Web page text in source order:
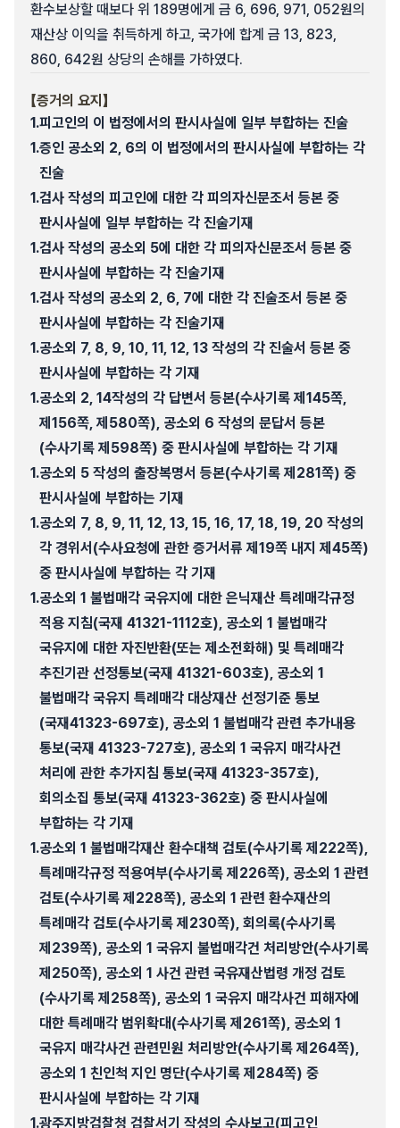
환수보상할 때보다 위 189명에게 금 6, 696, 971, 052원의
재산상 이익을 취득하게 하고, 국가에 합계 금 13, 823,
860, 642원 상당의 손해를 가하였다.
【증거의 요지】
1.피고인의 이 법정에서의 판시사실에 일부 부합하는 진술
1.증인 공소외 2, 6의 이 법정에서의 판시사실에 부합하는 각
진술
1.검사 작성의 피고인에 대한 각 피의자신문조서 등본 중
판시사실에 일부 부합하는 각 진술기재
1.검사 작성의 공소외 5에 대한 각 피의자신문조서 등본 중
판시사실에 부합하는 각 진술기재
1.검사 작성의 공소외 2, 6, 7에 대한 각 진술조서 등본 중
판시사실에 부합하는 각 진술기재
1.공소외 7, 8, 9, 10, 11, 12, 13 작성의 각 진술서 등본 중
판시사실에 부합하는 각 기재
1.공소외 2, 14작성의 각 답변서 등본(수사기록 제145쪽,
제156쪽, 제580쪽), 공소외 6 작성의 문답서 등본
(수사기록 제598쪽) 중 판시사실에 부합하는 각 기재
1.공소외 5 작성의 출장복명서 등본(수사기록 제281쪽) 중
판시사실에 부합하는 기재
1.공소외 7, 8, 9, 11, 12, 13, 15, 16, 17, 18, 19, 20 작성의
각 경위서(수사요청에 관한 증거서류 제19쪽 내지 제45쪽)
중 판시사실에 부합하는 각 기재
1.공소외 1 불법매각 국유지에 대한 은닉재산 특례매각규정
적용 지침(국재 41321-1112호), 공소외 1 불법매각
국유지에 대한 자진반환(또는 제소전화해) 및 특례매각
추진기관 선정통보(국재 41321-603호), 공소외 1
불법매각 국유지 특례매각 대상재산 선정기준 통보
(국재41323-697호), 공소외 1 불법매각 관련 추가내용
통보(국재 41323-727호), 공소외 1 국유지 매각사건
처리에 관한 추가지침 통보(국재 41323-357호),
회의소집 통보(국재 41323-362호) 중 판시사실에
부합하는 각 기재
1.공소외 1 불법매각재산 환수대책 검토(수사기록 제222쪽),
특례매각규정 적용여부(수사기록 제226쪽), 공소외 1 관련
검토(수사기록 제228쪽), 공소외 1 관련 환수재산의
특례매각 검토(수사기록 제230쪽), 회의록(수사기록
제239쪽), 공소외 1 국유지 불법매각건 처리방안(수사기록
제250쪽), 공소외 1 사건 관련 국유재산법령 개정 검토
(수사기록 제258쪽), 공소외 1 국유지 매각사건 피해자에
대한 특례매각 범위확대(수사기록 제261쪽), 공소외 1
국유지 매각사건 관련민원 처리방안(수사기록 제264쪽),
공소외 1 친인척 지인 명단(수사기록 제284쪽) 중
판시사실에 부합하는 각 기재
1.광주지방검찰청 검찰서기 작성의 수사보고(피고인